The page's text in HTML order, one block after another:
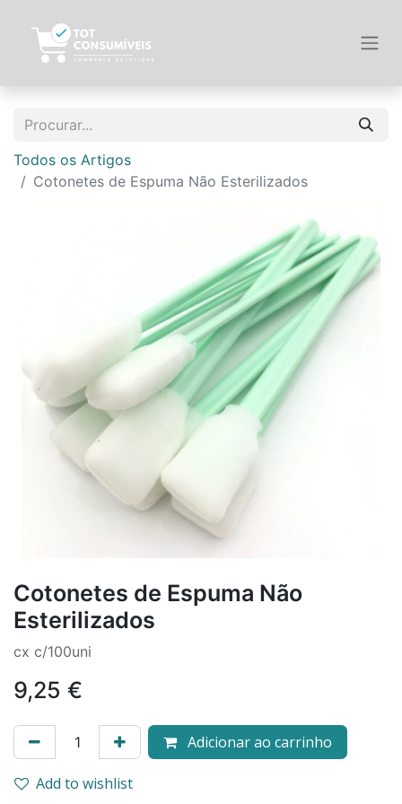
Todos os Artigos
Cotonetes de Espuma Não Esterilizados
Cotonetes de Espuma Não
Esterilizados
cx c/100uni
9,25 €
Adicionar ao carrinho
Add to wishlist